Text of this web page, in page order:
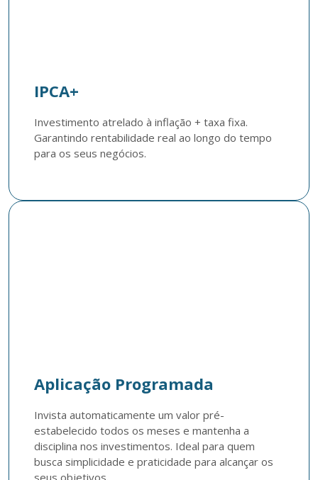
IPCA+
Investimento atrelado à inflação + taxa fixa.
Garantindo rentabilidade real ao longo do tempo
para os seus negócios.
Aplicação Programada
Invista automaticamente um valor pré-
estabelecido todos os meses e mantenha a
disciplina nos investimentos. Ideal para quem
busca simplicidade e praticidade para alcançar os
seus objetivos.